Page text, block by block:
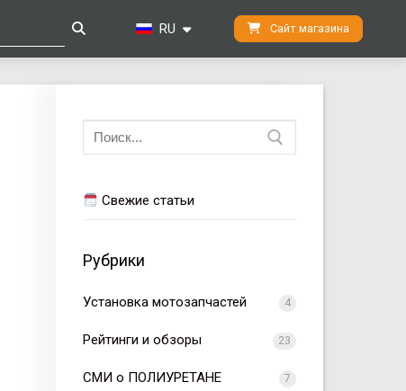
RU Сайт магазина
Искать:
Свежие статьи
Рубрики
Установка мотозапчастей 4
Рейтинги и обзоры 23
СМИ о ПОЛИУРЕТАНЕ 7